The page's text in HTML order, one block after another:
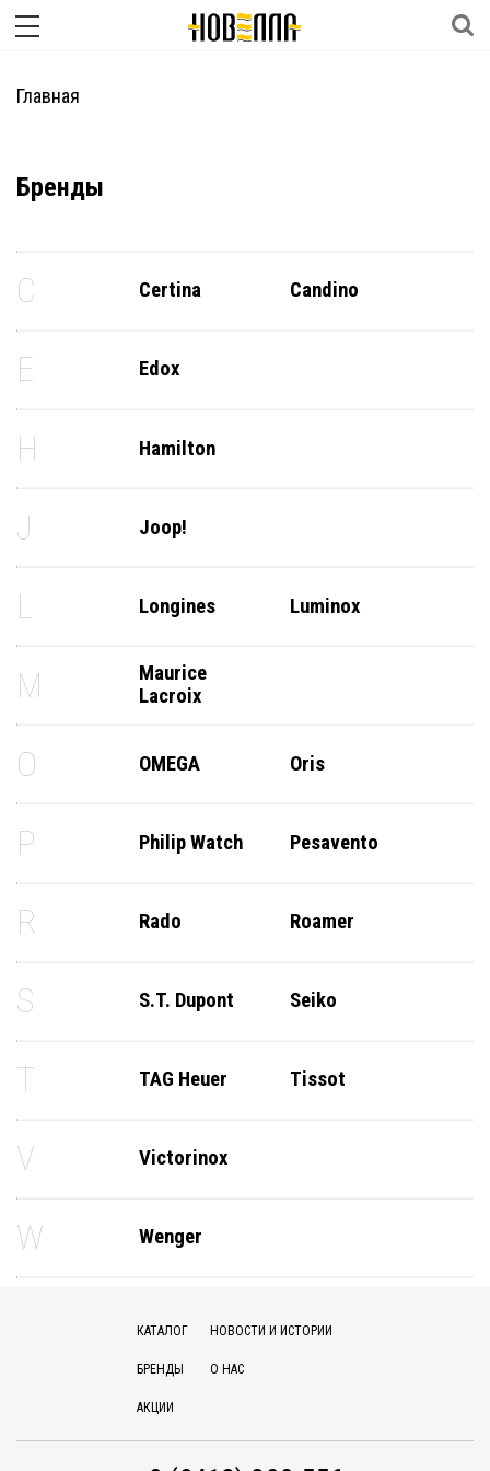
Главная
Бренды
C Certina Candino
E Edox
H Hamilton
J Joop!
L Longines Luminox
M
Maurice
Lacroix
O OMEGA Oris
P Philip Watch Pesavento
R Rado Roamer
S S.T. Dupont Seiko
T TAG Heuer Tissot
V Victorinox
W Wenger
КАТАЛОГ
БРЕНДЫ
АКЦИИ
НОВОСТИ И ИСТОРИИ
О НАС